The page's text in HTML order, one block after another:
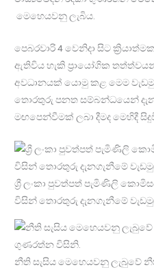
මෙහෙයවනු ලැබිය.
පෙබරවාරි 4 වෙනිදා සිට
ඇතිවිය හැකි ප‍්‍රායෝගික
අවධානයක් යොමු කළ මෙම
තොරතුරු පනත සම්බන්ධයෙන්
මඟපෙන්වීමක් ලබා දීමද මෙහිදී
ශ්‍රී ලංකා පුවත්පත් පැමිණිලි
විසින් තොරතුරු දැනගැනීමේ
නීති සැසිය මෙහෙයවනු ලැබුවේ